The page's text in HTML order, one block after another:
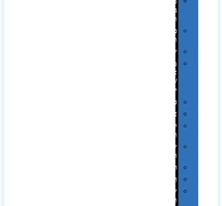
בפחית
וקופות
כוסות
ובקבוקים
שילובים
מתנות
אקולוגיות
ירוקות
פרימיום
צידניות
קמפינג
ושטח
שלוקרים
ומידניות
רטרו
רכב
שעונים
ומסגרות